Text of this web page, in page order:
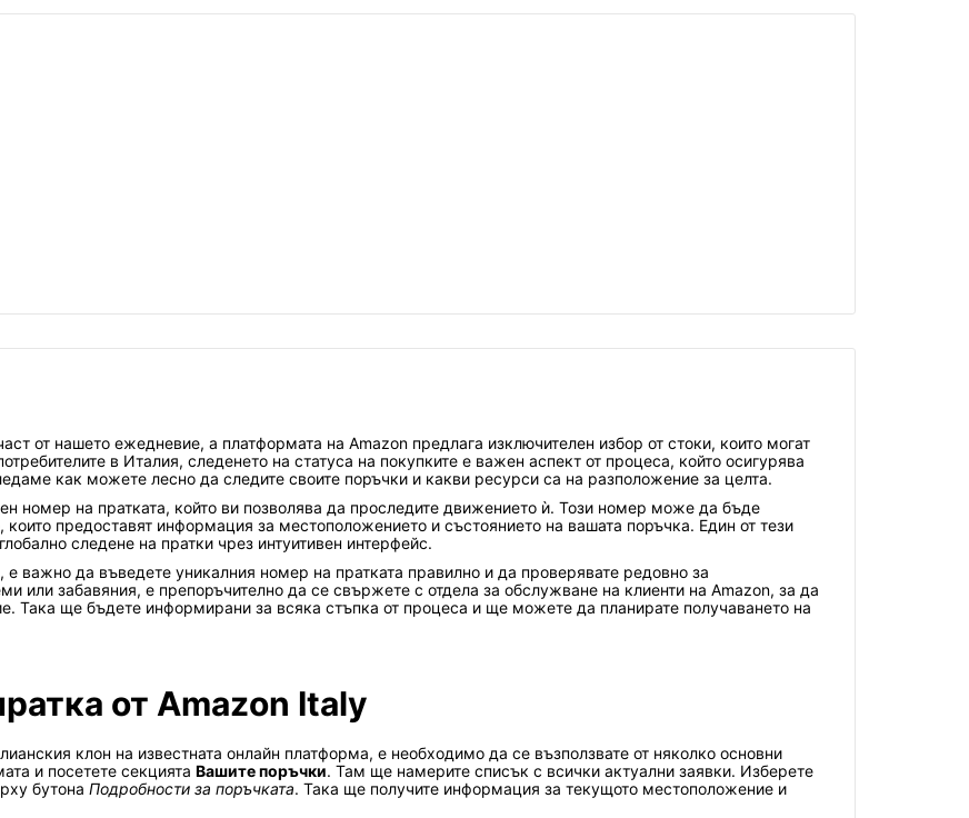
от нашето ежедневие, а платформата на Amazon предлага изключителен избор от стоки, които могат
в Италия, следенето на статуса на покупките е важен аспект от процеса, който осигурява
как можете лесно да следите своите поръчки и какви ресурси са на разположение за целта.
номер на пратката, който ви позволява да проследите движението ѝ. Този номер може да бъде
предоставят информация за местоположението и състоянието на вашата поръчка. Един от тези
следене на пратки чрез интуитивен интерфейс.
е важно да въведете уникалния номер на пратката правилно и да проверявате редовно за
или забавяния, е препоръчително да се свържете с отдела за обслужване на клиенти на Amazon, за да
Така ще бъдете информирани за всяка стъпка от процеса и ще можете да планирате получаването на
от Amazon Italy
клон на известната онлайн платформа, е необходимо да се възползвате от няколко основни
и посетете секцията Вашите поръчки. Там ще намерите списък с всички актуални заявки. Изберете
бутона Подробности за поръчката. Така ще получите информация за текущото местоположение и